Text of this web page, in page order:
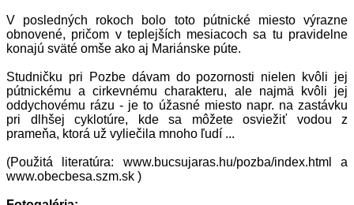
V posledných rokoch bolo toto pútnické miesto výrazne
obnovené, pričom v teplejších mesiacoch sa tu pravidelne
konajú sväté omše ako aj Mariánske púte.
Studničku pri Pozbe dávam do pozornosti nielen kvôli jej
pútnickému a cirkevnému charakteru, ale najmä kvôli jej
oddychovému rázu - je to úžasné miesto napr. na zastávku
pri dlhšej cyklotúre, kde sa môžete osviežiť vodou z
prameňa, ktorá už vyliečila mnoho ľudí ...
(Použitá literatúra: www.bucsujaras.hu/pozba/index.html a
www.obecbesa.szm.sk )